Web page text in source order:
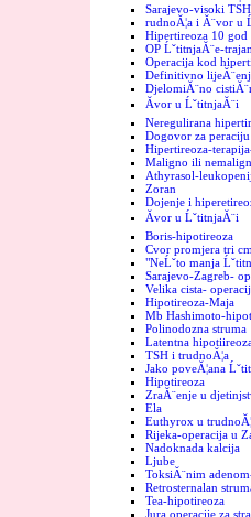
Sarajevo-visoki TSH
rudnoĂ¦a i Ă¨vor u
Hipertireoza 10 god
OP ĹˇtitnjaĂ¨e-
Operacija kod
Definitivno
DjelomiĂ¨no
Ăvor u ĹˇtitnjaĂ¨i
Neregulirana
Dogovor za peraciju
Hipertireoza-
Maligno ili
Athyrasol-
Zoran
Dojenje i
Ăvor u ĹˇtitnjaĂ¨i
Boris-hipotireoza
Cvor promjera tri
"NeĹˇto manja
Sarajevo-Zagreb-
Velika cista-
Hipotireoza-Maja
Mb Hashimoto-
Polinodozna struma
Latentna
TSH i trudnoĂ¦a
Jako poveĂ¦ana
Hipotireoza
ZraĂ¨enje u
Ela
Euthyrox u
Rijeka-operacija u
Nadoknada kalcija
Ljube
ToksiĂ¨nim
Retrosternalan
Tea-hipotireoza
Jura operacije za